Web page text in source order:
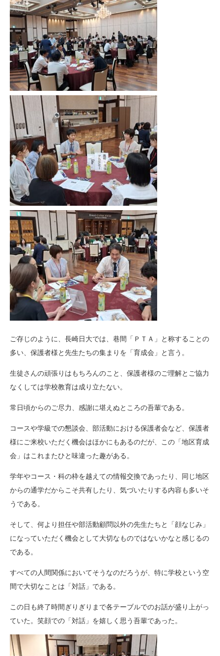
ご存じのように、長崎日大では、巷間「ＰＴＡ」と称することの
多い、保護者様と先生たちの集まりを「育成会」と言う。
生徒さんの頑張りはもちろんのこと、保護者様のご理解とご協力
なくしては学校教育は成り立たない。
常日頃からのご尽力、感謝に堪えぬところの吾輩である。
コースや学級での懇談会、部活動における保護者会など、保護者
様にご来校いただく機会はほかにもあるのだが、この「地区育成
会」はこれまたひと味違った趣がある。
学年やコース・科の枠を越えての情報交換であったり、同じ地区
からの通学だからこそ共有したり、気づいたりする内容も多いそ
うである。
そして、何より担任や部活動顧問以外の先生たちと「顔なじみ」
になっていただく機会として大切なものではないかなと感じるの
である。
すべての人間関係においてそうなのだろうが、特に学校という空
間で大切なことは「対話」である。
この日も終了時間ぎりぎりまで各テーブルでのお話が盛り上がっ
ていた。笑顔での「対話」を嬉しく思う吾輩であった。